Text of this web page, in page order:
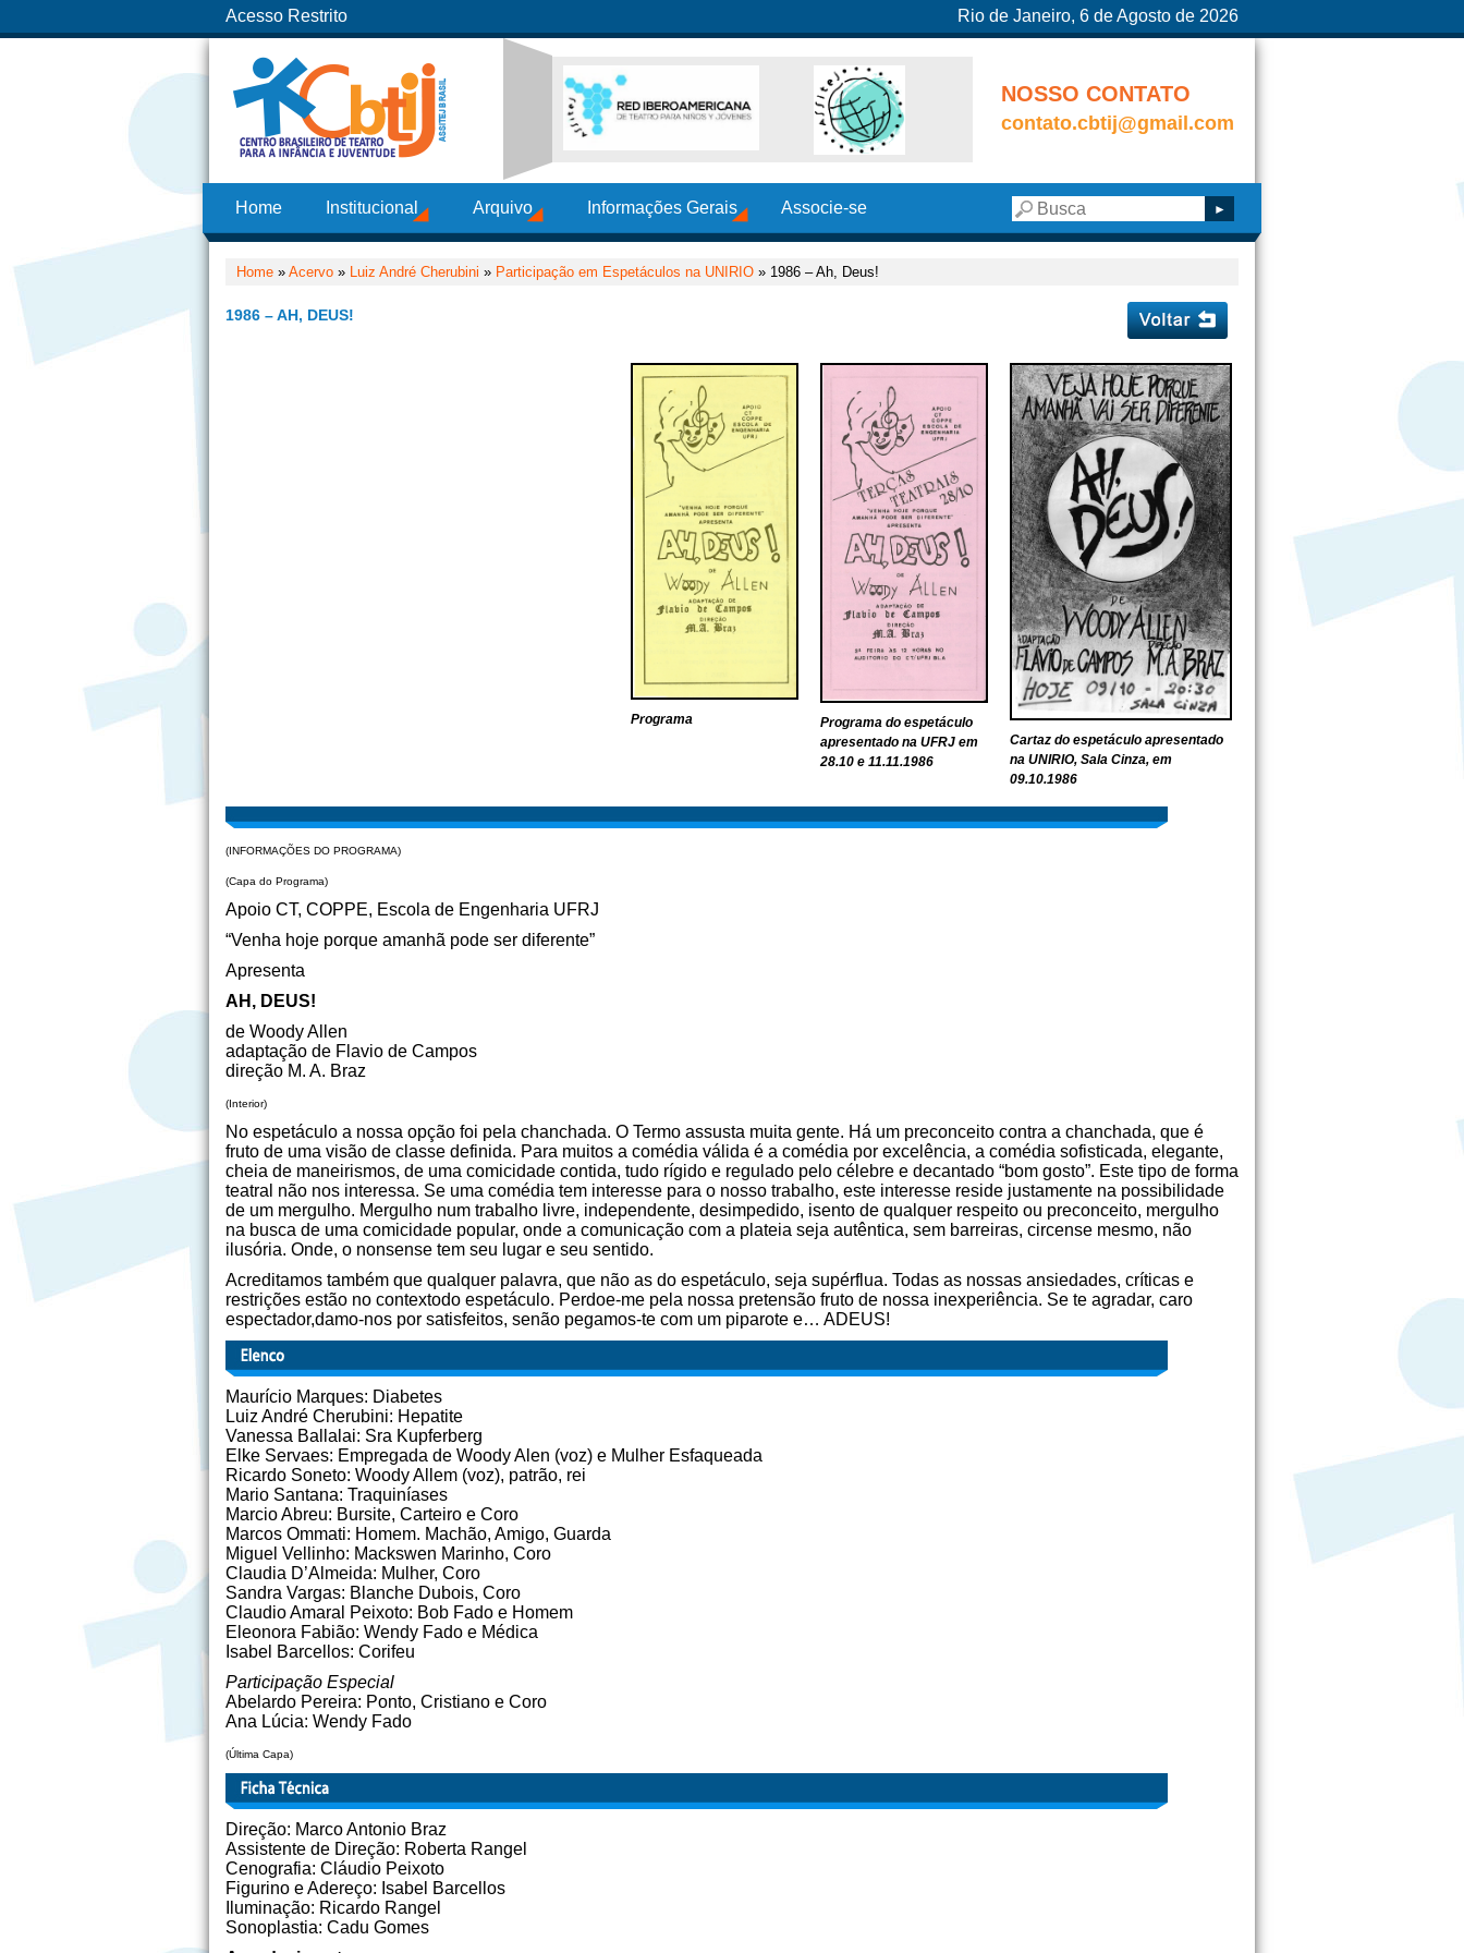
Acesso Restrito Rio de Janeiro, 6 de Agosto de 2026
NOSSO CONTATO
contato.cbtij@gmail.com
Home Institucional Arquivo Informações Gerais Associe-se
Home » Acervo » Luiz André Cherubini » Participação em Espetáculos na UNIRIO » 1986 – Ah, Deus!
1986 – AH, DEUS!
Cartaz do espetáculo apresentado
na UNIRIO, Sala Cinza, em
09.10.1986
Programa do espetáculo
apresentado na UFRJ em
28.10 e 11.11.1986
Programa
(INFORMAÇÕES DO PROGRAMA)
(Capa do Programa)
Apoio CT, COPPE, Escola de Engenharia UFRJ
“Venha hoje porque amanhã pode ser diferente”
Apresenta
AH, DEUS!
de Woody Allen
adaptação de Flavio de Campos
direção M. A. Braz
(Interior)
No espetáculo a nossa opção foi pela chanchada. O Termo assusta muita gente. Há um preconceito contra a chanchada, que é
fruto de uma visão de classe definida. Para muitos a comédia válida é a comédia por excelência, a comédia sofisticada, elegante,
cheia de maneirismos, de uma comicidade contida, tudo rígido e regulado pelo célebre e decantado “bom gosto”. Este tipo de forma
teatral não nos interessa. Se uma comédia tem interesse para o nosso trabalho, este interesse reside justamente na possibilidade
de um mergulho. Mergulho num trabalho livre, independente, desimpedido, isento de qualquer respeito ou preconceito, mergulho
na busca de uma comicidade popular, onde a comunicação com a plateia seja autêntica, sem barreiras, circense mesmo, não
ilusória. Onde, o nonsense tem seu lugar e seu sentido.
Acreditamos também que qualquer palavra, que não as do espetáculo, seja supérflua. Todas as nossas ansiedades, críticas e
restrições estão no contextodo espetáculo. Perdoe-me pela nossa pretensão fruto de nossa inexperiência. Se te agradar, caro
espectador,damo-nos por satisfeitos, senão pegamos-te com um piparote e… ADEUS!
Maurício Marques: Diabetes
Luiz André Cherubini: Hepatite
Vanessa Ballalai: Sra Kupferberg
Elke Servaes: Empregada de Woody Alen (voz) e Mulher Esfaqueada
Ricardo Soneto: Woody Allem (voz), patrão, rei
Mario Santana: Traquiníases
Marcio Abreu: Bursite, Carteiro e Coro
Marcos Ommati: Homem. Machão, Amigo, Guarda
Miguel Vellinho: Mackswen Marinho, Coro
Claudia D’Almeida: Mulher, Coro
Sandra Vargas: Blanche Dubois, Coro
Claudio Amaral Peixoto: Bob Fado e Homem
Eleonora Fabião: Wendy Fado e Médica
Isabel Barcellos: Corifeu
Participação Especial
Abelardo Pereira: Ponto, Cristiano e Coro
Ana Lúcia: Wendy Fado
(Última Capa)
Direção: Marco Antonio Braz
Assistente de Direção: Roberta Rangel
Cenografia: Cláudio Peixoto
Figurino e Adereço: Isabel Barcellos
Iluminação: Ricardo Rangel
Sonoplastia: Cadu Gomes